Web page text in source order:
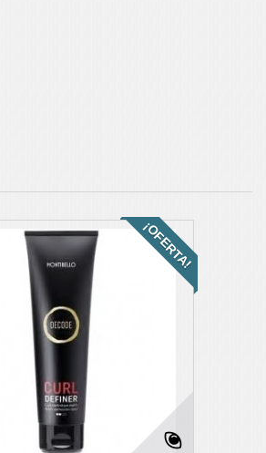
¡OFERTA!